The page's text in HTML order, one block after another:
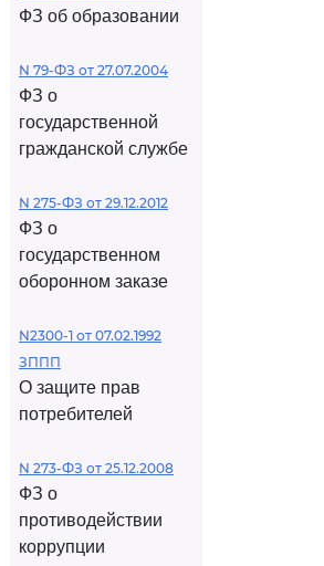
ФЗ об образовании
N 79-ФЗ от 27.07.2004
ФЗ о
государственной
гражданской службе
N 275-ФЗ от 29.12.2012
ФЗ о
государственном
оборонном заказе
N2300-1 от 07.02.1992
ЗППП
О защите прав
потребителей
N 273-ФЗ от 25.12.2008
ФЗ о
противодействии
коррупции